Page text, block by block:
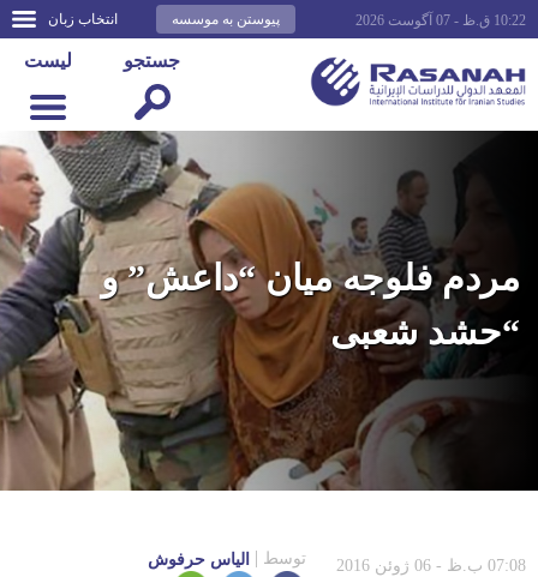
انتخاب زبان پیوستن به موسسه 10:22 ق.ظ - 07 آگوست 2026
لیست جستجو
مردم فلوجه میان “داعش” و
“حشد شعبی
07:08 ب.ظ - 06 ژوئن 2016 توسط الیاس حرفوش